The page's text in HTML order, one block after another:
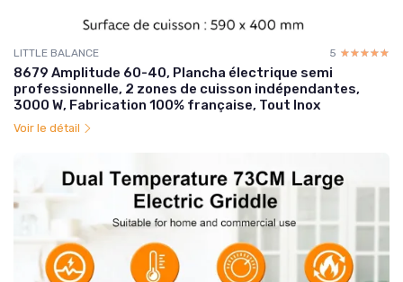
LITTLE BALANCE 5 ☆☆☆☆☆
★★★★★
8679 Amplitude 60-40, Plancha électrique semi
professionnelle, 2 zones de cuisson indépendantes,
3000 W, Fabrication 100% française, Tout Inox
Voir le détail